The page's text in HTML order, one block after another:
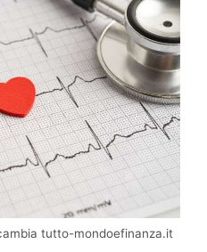
tutto-mondoefinanza.it